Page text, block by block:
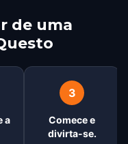
de uma
a
3
Comece e
divirta-se.